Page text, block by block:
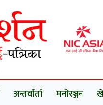
अन्तर्वार्ता मनोरञ्जन